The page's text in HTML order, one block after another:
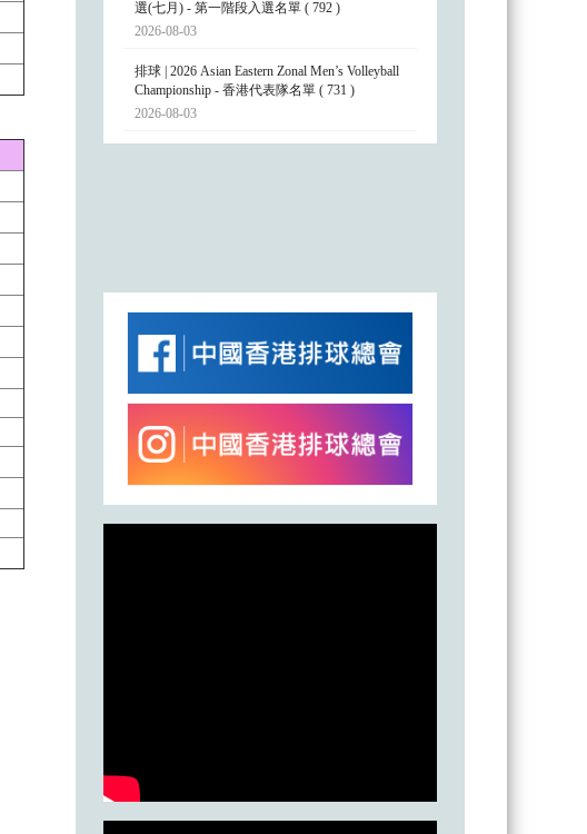
選(七月) - 第一階段入選名單 ( 792 )
2026-08-03
排球 | 2026 Asian Eastern Zonal Men’s Volleyball
Championship - 香港代表隊名單 ( 731 )
2026-08-03